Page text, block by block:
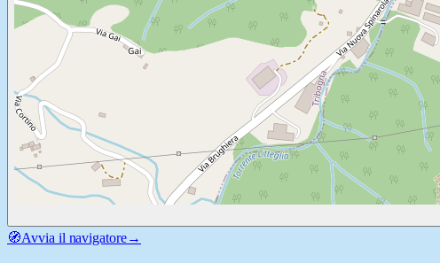
🧭Avvia il navigatore→